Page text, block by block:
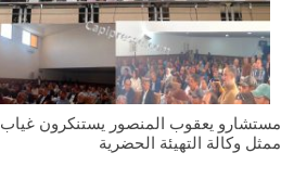
مستشارو يعقوب المنصور يستنكرون غياب
ممثل وكالة التهيئة الحضرية